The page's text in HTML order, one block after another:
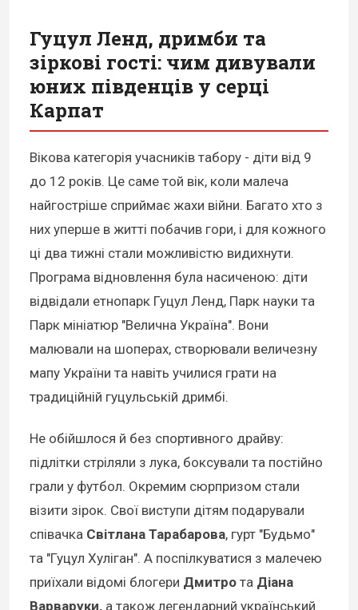
Гуцул Ленд, дримби та
зіркові гості: чим дивували
юних південців у серці
Карпат
Вікова категорія учасників табору - діти від 9
до 12 років. Це саме той вік, коли малеча
найгостріше сприймає жахи війни. Багато хто з
них уперше в житті побачив гори, і для кожного
ці два тижні стали можливістю видихнути.
Програма відновлення була насиченою: діти
відвідали етнопарк Гуцул Ленд, Парк науки та
Парк мініатюр "Велична Україна". Вони
малювали на шоперах, створювали величезну
мапу України та навіть училися грати на
традиційній гуцульській дримбі.
Не обійшлося й без спортивного драйву:
підлітки стріляли з лука, боксували та постійно
грали у футбол. Окремим сюрпризом стали
візити зірок. Свої виступи дітям подарували
співачка Світлана Тарабарова, гурт "Будьмо"
та "Гуцул Хуліган". А поспілкуватися з малечею
приїхали відомі блогери Дмитро та Діана
Варваруки, а також легендарний український